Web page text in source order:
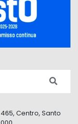
Centro, Santo